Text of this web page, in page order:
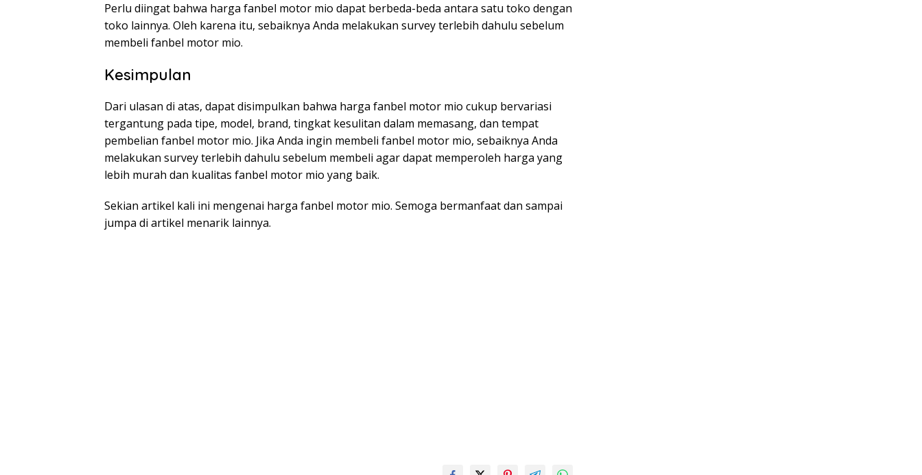
Perlu diingat bahwa harga fanbel motor mio dapat berbeda-beda antara satu toko dengan
toko lainnya. Oleh karena itu, sebaiknya Anda melakukan survey terlebih dahulu sebelum
membeli fanbel motor mio.
Kesimpulan
Dari ulasan di atas, dapat disimpulkan bahwa harga fanbel motor mio cukup bervariasi
tergantung pada tipe, model, brand, tingkat kesulitan dalam memasang, dan tempat
pembelian fanbel motor mio. Jika Anda ingin membeli fanbel motor mio, sebaiknya Anda
melakukan survey terlebih dahulu sebelum membeli agar dapat memperoleh harga yang
lebih murah dan kualitas fanbel motor mio yang baik.
Sekian artikel kali ini mengenai harga fanbel motor mio. Semoga bermanfaat dan sampai
jumpa di artikel menarik lainnya.